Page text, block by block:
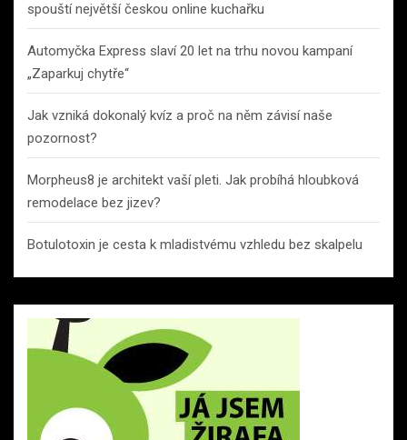
spouští největší českou online kuchařku
Automyčka Express slaví 20 let na trhu novou kampaní
„Zaparkuj chytře“
Jak vzniká dokonalý kvíz a proč na něm závisí naše
pozornost?
Morpheus8 je architekt vaší pleti. Jak probíhá hloubková
remodelace bez jizev?
Botulotoxin je cesta k mladistvému vzhledu bez skalpelu